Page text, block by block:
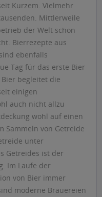
Kurzem. Vielmehr
Mittlerweile
der Welt schon
Bierrezepte aus
ebenfalls
Tag für das erste Bier
Bier begleitet die
einigen
auch nicht allzu
wohl auf einen
Sammeln von Getreide
unter
Getreides ist der
Im Laufe der
von Bier immer
moderne Brauereien